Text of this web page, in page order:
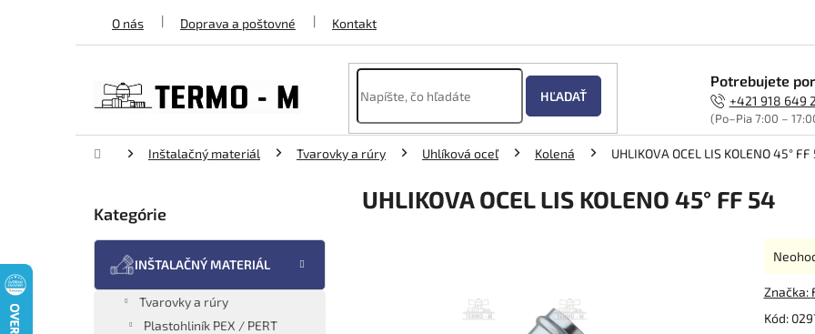
O nás Doprava a poštovné Kontakt
HĽADAŤ
Potrebujete
+421 918 649
(Po–Pia 7:00 –
DomovInštalačný materiál Tvarovky a rúry Uhlíková oceľ Kolená UHLIKOVA OCEL LIS KOLENO 45° FF
Preskočiť
Kategórie
INŠTALAČNÝ MATERIÁL
Tvarovky a rúry
Plastohliník PEX / PERT
UHLIKOVA OCEL LIS KOLENO 45° FF 54
Kód:
0,0
Značka: